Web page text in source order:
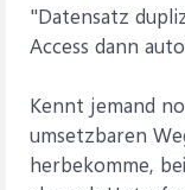
"Datensatz
Access dann
Kennt jemand
umsetzbaren
herbekomme,